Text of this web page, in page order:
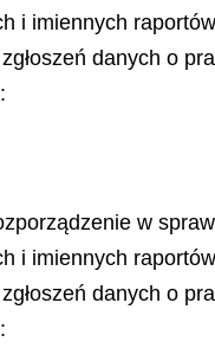
i imiennych
danych o
w
i imiennych
danych o